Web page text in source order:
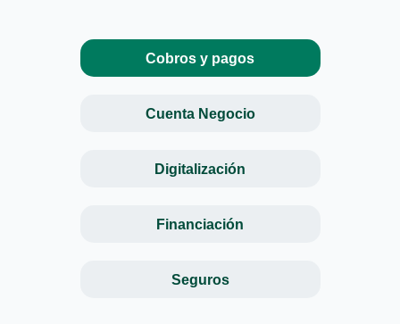
Cobros y pagos
Cuenta Negocio
Digitalización
Financiación
Seguros